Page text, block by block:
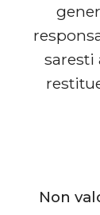
saresti
Non